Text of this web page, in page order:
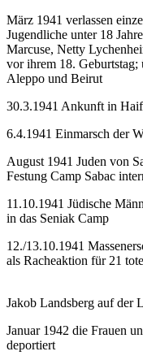
März 1941 verlassen
Jugendliche unter 18
Marcuse, Netty
vor ihrem 18. Geburtstag;
Aleppo und Beirut
30.3.1941 Ankunft in
6.4.1941 Einmarsch der
August 1941 Juden von
Festung Camp Sabac
11.10.1941 Jüdische
in das Seniak Camp
12./13.10.1941
als Racheaktion für 21
Jakob Landsberg auf der
Januar 1942 die Frauen
deportiert